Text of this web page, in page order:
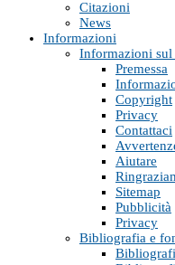
Citazioni
News
Informazioni
Informazioni sul
Premessa
Copyright
Privacy
Contattaci
Aiutare
Sitemap
Pubblicità
Privacy
Bibliografia e